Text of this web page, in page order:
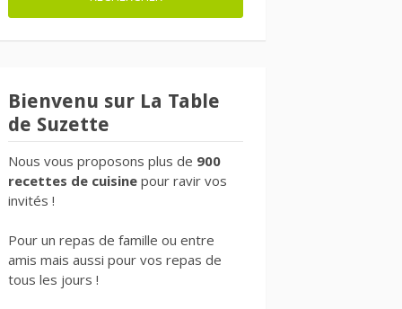
Bienvenu sur La Table
de Suzette
Nous vous proposons plus de 900
recettes de cuisine pour ravir vos
invités !
Pour un repas de famille ou entre
amis mais aussi pour vos repas de
tous les jours !